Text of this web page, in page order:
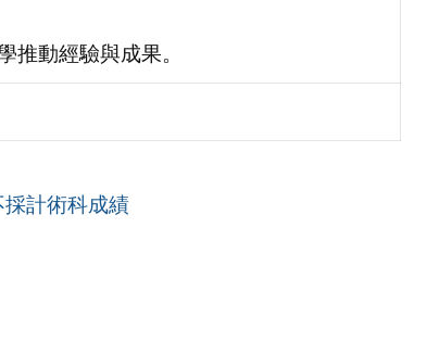
動經驗與成果。
計術科成績